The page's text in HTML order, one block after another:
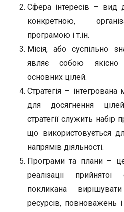
Сфера інтересів – вид
конкретною,
програмою і т.ін.
Місія, або суспільно
являє собою якісно
основних цілей.
Стратегія –
для досягнення
стратегії служить набір
що використовується
напрямів діяльності.
Програми та плани –
реалізації прийнятої
покликана
ресурсів, повноважень